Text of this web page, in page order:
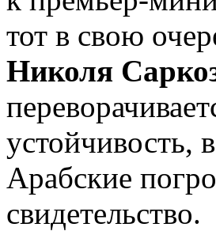
тот в свою
Николя
устойчивость,
Арабские
свидетельство.